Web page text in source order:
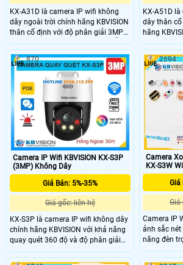
KX-A31D là camera IP wifi không
dây ngoài trời chính hãng KBVISION
thân cố định với độ phân giải 3MP
cho hình ảnh sắc nét. Camera hỗ trợ
hồng ngoại 30m, ánh sáng kép Full
Color, tích hợp mic ghi âm, khe cắm
thẻ nhớ đến 256GB, tích hợp công
nghệ phân biệt người và xe. Với
chuẩn chống nước IP67 giá rẻ
camera KX-A31D là lựa chọn lý
tưởng cho nhu cầu giám sát an ninh
ngoài trời.
KX-A51D
dây thân
hãng
5MP cho
hỗ trợ
kép Full
khe cắm
phân biệt
Với chuẩn
giá rẻ, KX-
để bảo vệ
Camera IP Wifi KBVISION KX-S3P
(3MP) Không Dây
Giá Bán: 5%-35%
Giá gốc: liên hệ
KX-S3P là camera IP wifi không dây
chính hãng KBVISION với khả năng
quay quét 360 độ và độ phân giải
3MP cho hình ảnh sắc nét, sống
động. Camera tích hợp mic và loa
870
Camera
KX-
Giá
Giá
Camera IP
ảnh sắc nét
năng đèn
Color 30m,
sáng
2694